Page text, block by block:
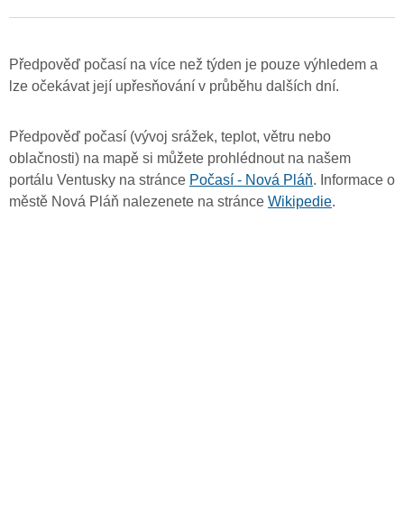
Předpověď počasí na více než týden je pouze výhledem a
lze očekávat její upřesňování v průběhu dalších dní.
Předpověď počasí (vývoj srážek, teplot, větru nebo
oblačnosti) na mapě si můžete prohlédnout na našem
portálu Ventusky na stránce Počasí - Nová Pláň. Informace o
městě Nová Pláň nalezenete na stránce Wikipedie.